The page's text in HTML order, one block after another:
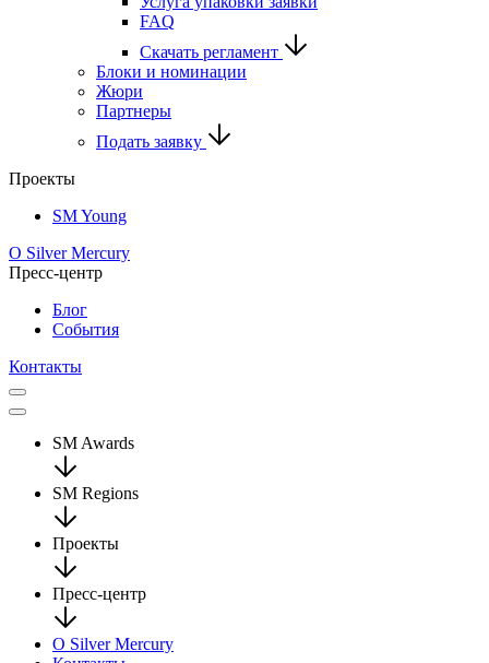
FAQ
Скачать регламент
Блоки и номинации
Жюри
Партнеры
Подать заявку
Проекты
SM Young
О Silver Mercury
Пресс-центр
Блог
События
Контакты
SM Awards
SM Regions
Проекты
Пресс-центр
О Silver Mercury